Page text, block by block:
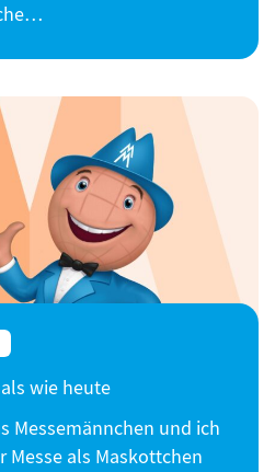
wie heute
Messemännchen und ich
Messe als Maskottchen